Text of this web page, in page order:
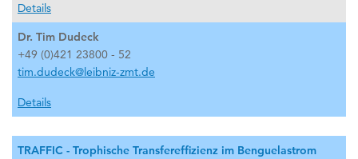
Details
Dr. Tim Dudeck
+49 (0)421 23800 - 52
tim.dudeck@leibniz-zmt.de
Details
TRAFFIC - Trophische Transfereffizienz im Benguelastrom